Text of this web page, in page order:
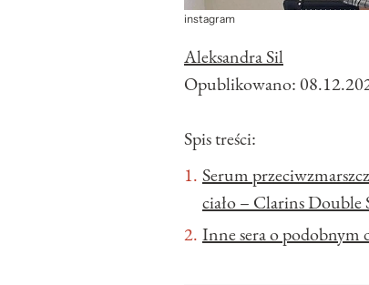
instagram
Aleksandra Sil
Opublikowano:
Spis treści:
Serum
ciało – Clarins Double
Inne sera o podobnym